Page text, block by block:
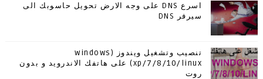
اسرع DNS على وجه الارض تحويل حاسوبك الى
سيرفر DNS
تنصيب وتشغيل ويندوز (windows
xp/7/8/10/linux) على هاتفك الاندرويد و بدون
روت